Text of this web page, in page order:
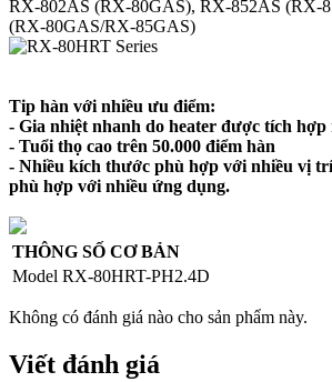
RX-802AS (RX-80GAS), RX-852AS (RX-
(RX-80GAS/RX-85GAS)
Tip hàn với nhiều ưu điểm:
- Gia nhiệt nhanh do heater được tích
- Tuổi thọ cao trên 50.000 điểm hàn
- Nhiều kích thước phù hợp với nhiều vị
phù hợp với nhiều ứng dụng.
THÔNG SỐ CƠ BẢN
Model RX-80HRT-PH2.4D
Không có đánh giá nào cho sản phẩm này.
Viết đánh giá